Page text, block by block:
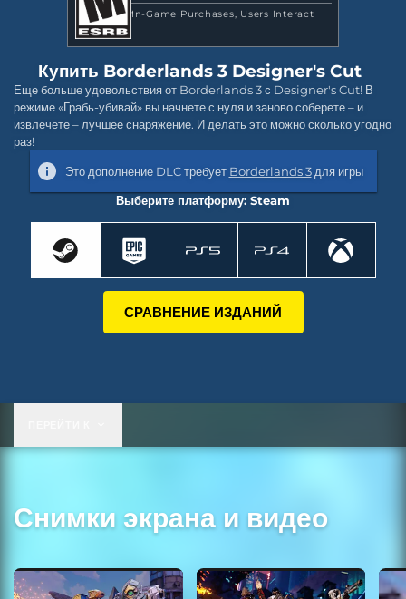
In-Game Purchases
Users Interact
Купить Borderlands 3 Designer's Cut
Еще больше удовольствия от Borderlands 3 с Designer's Cut! В
режиме «Грабь-убивай» вы начнете с нуля и заново соберете – и
извлечете – лучшее снаряжение. И делать это можно сколько угодно
раз!
Это дополнение DLC требует Borderlands 3для игры
Выберите платформу: Steam
СРАВНЕНИЕ ИЗДАНИЙ
Снимки экрана и видео